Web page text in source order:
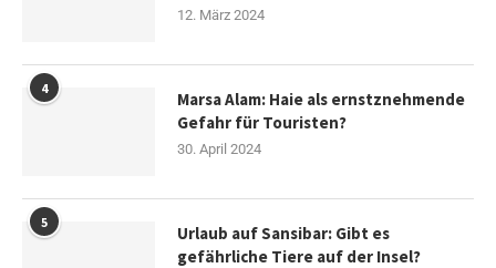
12. März 2024
4
Marsa Alam: Haie als ernstznehmende
Gefahr für Touristen?
30. April 2024
5
Urlaub auf Sansibar: Gibt es
gefährliche Tiere auf der Insel?